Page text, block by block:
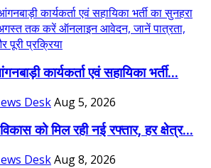
कार्यकर्ता एवं सहायिका भर्ती...
DeskAug 5, 2026
को मिल रही नई रफ्तार, हर क्षेत्र...
DeskAug 8, 2026